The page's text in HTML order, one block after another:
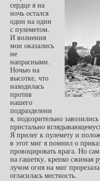
сердце я на
ночь остался
один на один
с пулеметом.
И волнения
мои оказались
не
напрасными.
Ночью на
высотке, что
находилась
против
нашего
подразделени
я, подозрительно
пристально
Я прилег к пулемету и
в этот миг я помнил о
провоцировать врага. Но
на гашетку, крепко сжимая
лучом огня на миг
огласилась местность.